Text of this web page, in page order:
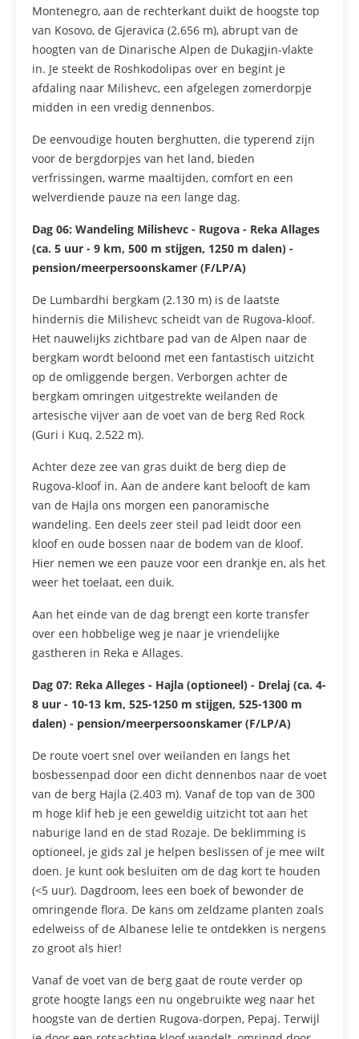
Montenegro, aan de rechterkant duikt de hoogste top
van Kosovo, de Gjeravica (2.656 m), abrupt van de
hoogten van de Dinarische Alpen de Dukagjin-vlakte
in. Je steekt de Roshkodolipas over en begint je
afdaling naar Milishevc, een afgelegen zomerdorpje
midden in een vredig dennenbos.
De eenvoudige houten berghutten, die typerend zijn
voor de bergdorpjes van het land, bieden
verfrissingen, warme maaltijden, comfort en een
welverdiende pauze na een lange dag.
Dag 06: Wandeling Milishevc - Rugova - Reka Allages
(ca. 5 uur - 9 km, 500 m stijgen, 1250 m dalen) -
pension/meerpersoonskamer (F/LP/A)
De Lumbardhi bergkam (2.130 m) is de laatste
hindernis die Milishevc scheidt van de Rugova-kloof.
Het nauwelijks zichtbare pad van de Alpen naar de
bergkam wordt beloond met een fantastisch uitzicht
op de omliggende bergen. Verborgen achter de
bergkam omringen uitgestrekte weilanden de
artesische vijver aan de voet van de berg Red Rock
(Guri i Kuq, 2.522 m).
Achter deze zee van gras duikt de berg diep de
Rugova-kloof in. Aan de andere kant belooft de kam
van de Hajla ons morgen een panoramische
wandeling. Een deels zeer steil pad leidt door een
kloof en oude bossen naar de bodem van de kloof.
Hier nemen we een pauze voor een drankje en, als het
weer het toelaat, een duik.
Aan het einde van de dag brengt een korte transfer
over een hobbelige weg je naar je vriendelijke
gastheren in Reka e Allages.
Dag 07: Reka Alleges - Hajla (optioneel) - Drelaj (ca. 4-
8 uur - 10-13 km, 525-1250 m stijgen, 525-1300 m
dalen) - pension/meerpersoonskamer (F/LP/A)
De route voert snel over weilanden en langs het
bosbessenpad door een dicht dennenbos naar de voet
van de berg Hajla (2.403 m). Vanaf de top van de 300
m hoge klif heb je een geweldig uitzicht tot aan het
naburige land en de stad Rozaje. De beklimming is
optioneel, je gids zal je helpen beslissen of je mee wilt
doen. Je kunt ook besluiten om de dag kort te houden
(<5 uur). Dagdroom, lees een boek of bewonder de
omringende flora. De kans om zeldzame planten zoals
edelweiss of de Albanese lelie te ontdekken is nergens
zo groot als hier!
Vanaf de voet van de berg gaat de route verder op
grote hoogte langs een nu ongebruikte weg naar het
hoogste van de dertien Rugova-dorpen, Pepaj. Terwijl